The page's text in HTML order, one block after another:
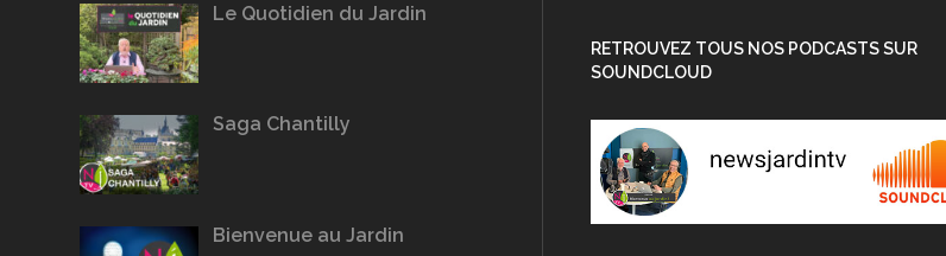
Le Quotidien du Jardin
Saga Chantilly
Bienvenue au Jardin
RETROUVEZ TOUS NOS PODCASTS SUR
SOUNDCLOUD